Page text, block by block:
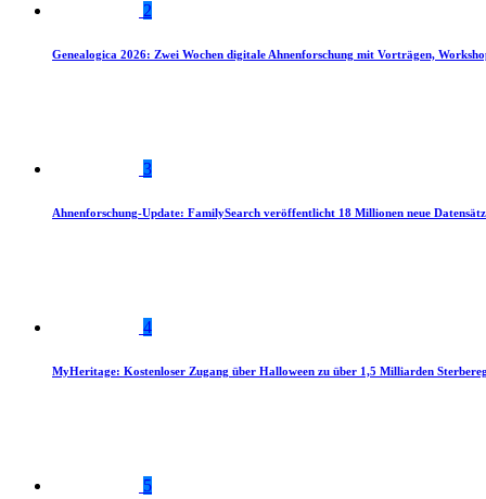
2
Genealogica 2026: Zwei Wochen digitale Ahnenforschung mit Vorträgen,
3
Ahnenforschung-Update: FamilySearch veröffentlicht 18 Millionen neue
4
MyHeritage: Kostenloser Zugang über Halloween zu über 1,5 Milliarden
5